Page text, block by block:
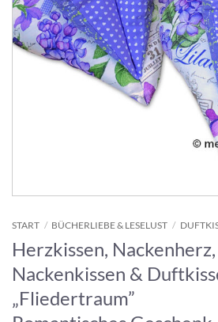
START / BÜCHERLIEBE & LESELUST /
Herzkissen, Nackenherz,
Nackenkissen &
„Fliedertraum”